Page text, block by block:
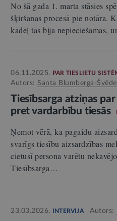
No šā gada 1. marta stāsies
šķiršanas procesā pie notāra.
kādēļ tās bija nepieciešamas,
06.11.2025. PAR TIESLIETU
Autors: Santa Blumberga-Švēde
Tiesībsarga atziņas
pret vardarbību tiesās
Ņemot vērā, ka pagaidu
svarīgs tiesību aizsardzības
cietusī persona varētu
Tiesībsarga…
23.03.2026. INTERVIJA Autors: